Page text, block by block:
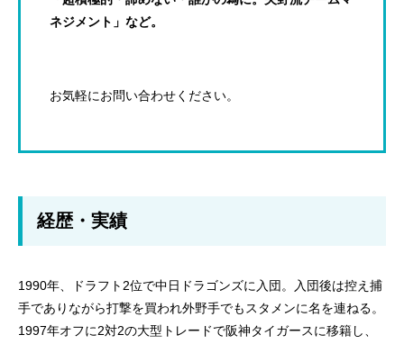
ネジメント」など。
お気軽にお問い合わせください。
経歴・実績
1990年、ドラフト2位で中日ドラゴンズに入団。入団後は控え捕
手でありながら打撃を買われ外野手でもスタメンに名を連ねる。
1997年オフに2対2の大型トレードで阪神タイガースに移籍し、